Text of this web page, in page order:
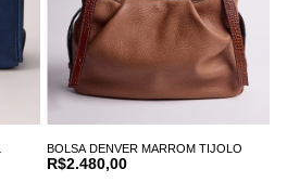
BOLSA DENVER MARROM TIJOLO
R$2.480,00